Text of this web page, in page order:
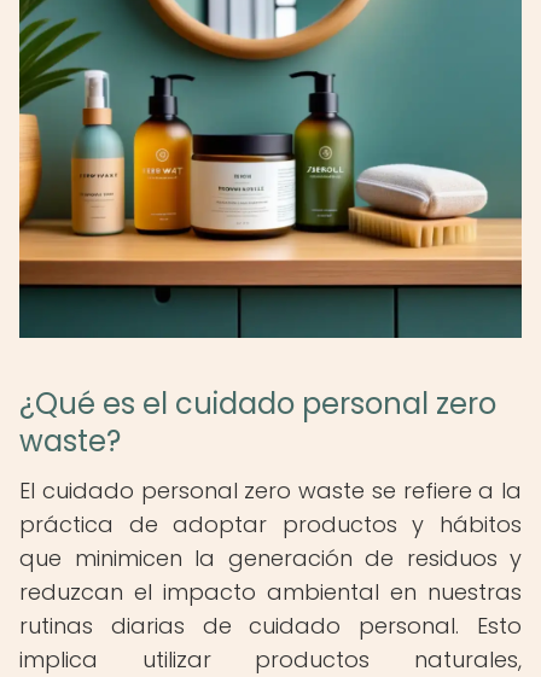
¿Qué es el cuidado personal zero
waste?
El cuidado personal zero waste se refiere a la
práctica de adoptar productos y hábitos
que minimicen la generación de residuos y
reduzcan el impacto ambiental en nuestras
rutinas diarias de cuidado personal. Esto
implica utilizar productos naturales,